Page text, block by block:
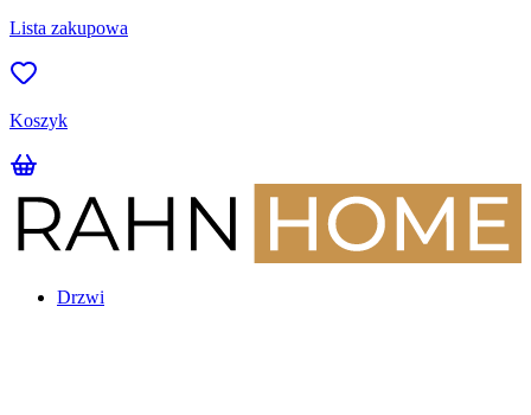
Lista zakupowa
Koszyk
Drzwi